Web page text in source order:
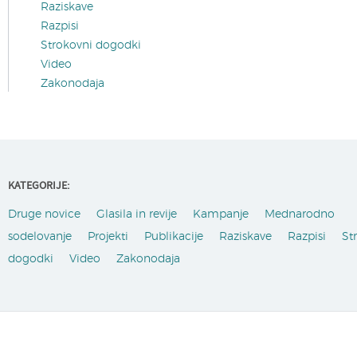
Raziskave
Razpisi
Strokovni dogodki
Video
Zakonodaja
KATEGORIJE:
Druge novice Glasila in revije Kampanje
Mednarodno
sodelovanje
Projekti Publikacije Raziskave Razpisi
dogodki
Video Zakonodaja